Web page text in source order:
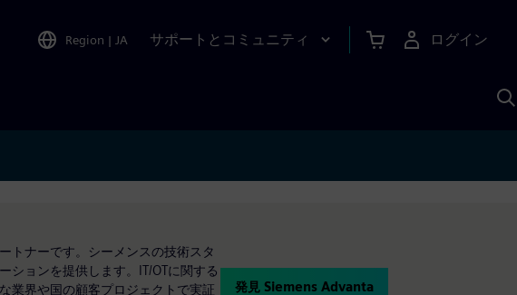
Region | JA サポートとコミュニティ ログイン
トナーです。シーメンスの技術スタ
ションを提供します。IT/OTに関する
業界や国の顧客プロジェクトで実証
発見 Siemens Advanta